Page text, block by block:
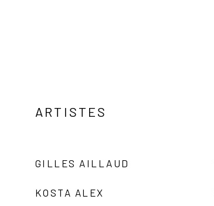
ARTISTES
GILLES AILLAUD
KOSTA ALEX